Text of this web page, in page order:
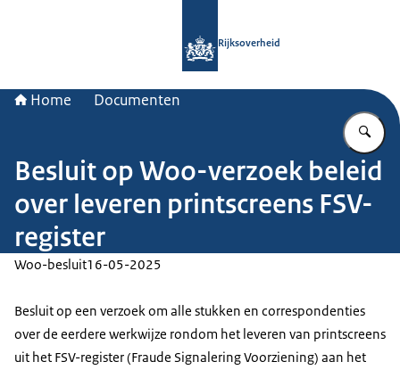
Rijksoverheid
Home Documenten
Besluit op Woo-verzoek beleid
over leveren printscreens FSV-
register
Woo-besluit16-05-2025
Besluit op een verzoek om alle stukken en correspondenties
over de eerdere werkwijze rondom het leveren van printscreens
uit het FSV-register (Fraude Signalering Voorziening) aan het